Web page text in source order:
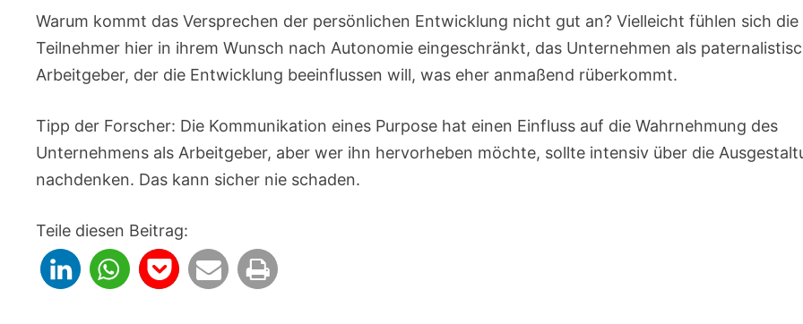
Warum kommt das Versprechen der persönlichen Entwicklung nicht gut an? Vielleicht fühlen sich die
Teilnehmer hier in ihrem Wunsch nach Autonomie eingeschränkt, das Unternehmen als
Arbeitgeber, der die Entwicklung beeinflussen will, was eher anmaßend rüberkommt.
Tipp der Forscher: Die Kommunikation eines Purpose hat einen Einfluss auf die Wahrnehmung des
Unternehmens als Arbeitgeber, aber wer ihn hervorheben möchte, sollte intensiv über die
nachdenken. Das kann sicher nie schaden.
Teile diesen Beitrag: